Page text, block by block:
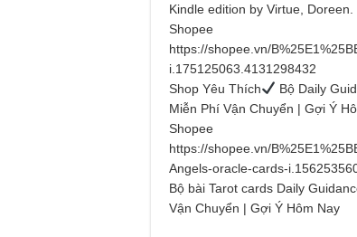
Kindle edition by Virtue,
Shopee
https://shopee.vn/
i.175125063.4131298432
Shop Yêu Thích
Bộ Daily
Miễn Phí Vận Chuyển | Gợi Ý
Shopee
https://shopee.vn/
Angels-oracle-cards-
Bộ bài Tarot cards Daily
Vận Chuyển | Gợi Ý Hôm Nay